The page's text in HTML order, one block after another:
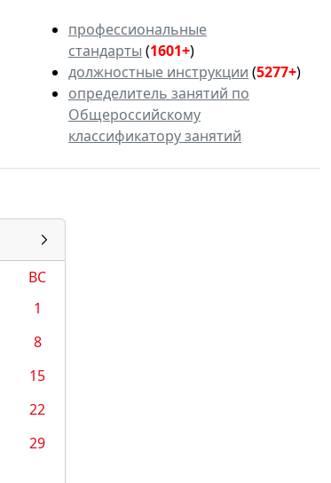
профессиональные
стандарты (1601+)
должностные инструкции (5277+)
определитель занятий по
Общероссийскому
классификатору занятий
ВС
1
8
15
22
29